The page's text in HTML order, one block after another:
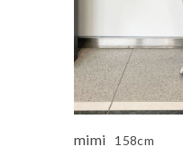
mimi 158cm